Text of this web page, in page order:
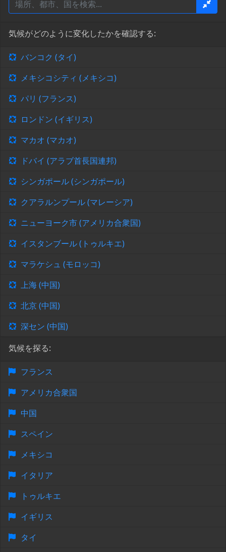
気候がどのように変化したかを確認する:
バンコク (タイ)
メキシコシティ (メキシコ)
パリ (フランス)
ロンドン (イギリス)
マカオ (マカオ)
ドバイ (アラブ首長国連邦)
シンガポール (シンガポール)
クアラルンプール (マレーシア)
ニューヨーク市 (アメリカ合衆国)
イスタンブール (トゥルキエ)
マラケシュ (モロッコ)
上海 (中国)
北京 (中国)
深セン (中国)
気候を探る:
フランス
アメリカ合衆国
中国
スペイン
メキシコ
イタリア
トゥルキエ
イギリス
タイ